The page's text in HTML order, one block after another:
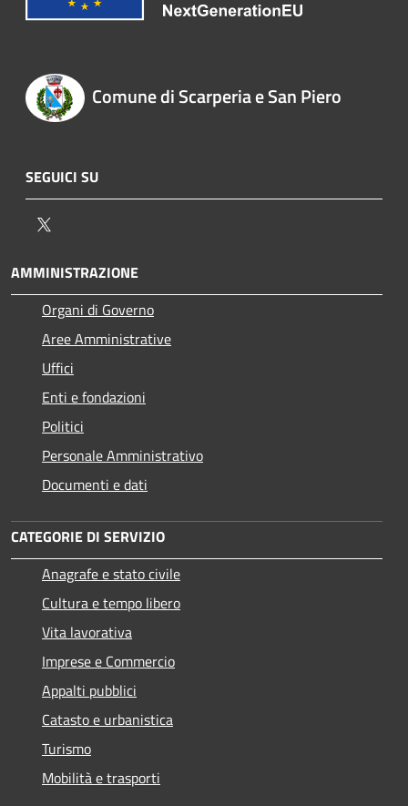
Comune di Scarperia e San Piero
SEGUICI SU
AMMINISTRAZIONE
Organi di Governo
Aree Amministrative
Uffici
Enti e fondazioni
Politici
Personale Amministrativo
Documenti e dati
CATEGORIE DI SERVIZIO
Anagrafe e stato civile
Cultura e tempo libero
Vita lavorativa
Imprese e Commercio
Appalti pubblici
Catasto e urbanistica
Turismo
Mobilità e trasporti